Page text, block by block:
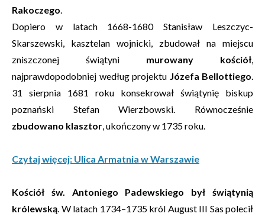
Rakoczego.
Dopiero w latach 1668-1680 Stanisław Leszczyc-
Skarszewski, kasztelan wojnicki, zbudował na miejscu
zniszczonej świątyni murowany kościół,
najprawdopodobniej według projektu Józefa Bellottiego.
31 sierpnia 1681 roku konsekrował świątynię biskup
poznański Stefan Wierzbowski. Równocześnie
zbudowano klasztor, ukończony w 1735 roku.
Czytaj więcej: Ulica Armatnia w Warszawie
Kościół św. Antoniego Padewskiego był świątynią
królewską. W latach 1734–1735 król August III Sas polecił